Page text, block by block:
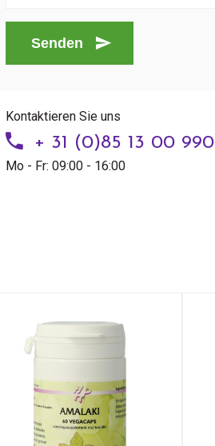
Senden
Kontaktieren Sie uns
+ 31 (0)85 13 00 990
Mo - Fr: 09:00 - 16:00